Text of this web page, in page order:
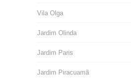
Vila Olga
Jardim Olinda
Jardim Paris
Jardim Piracuamã